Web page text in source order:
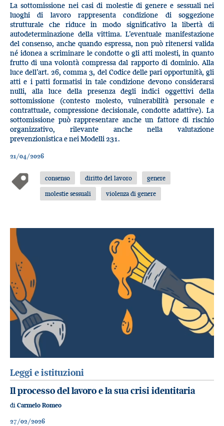
La sottomissione nei casi di molestie di genere e sessuali nei
luoghi di lavoro rappresenta condizione di soggezione
strutturale che riduce in modo significativo la libertà di
autodeterminazione della vittima. L’eventuale manifestazione
del consenso, anche quando espressa, non può ritenersi valida
né idonea a scriminare le condotte o gli atti molesti, in quanto
frutto di una volontà compressa dal rapporto di dominio. Alla
luce dell’art. 26, comma 3, del Codice delle pari opportunità, gli
atti e i patti formatisi in tale condizione devono considerarsi
nulli, alla luce della presenza degli indici oggettivi della
sottomissione (contesto molesto, vulnerabilità personale e
contrattuale, compressione decisionale, condotte adattive). La
sottomissione può rappresentare anche un fattore di rischio
organizzativo, rilevante anche nella valutazione
prevenzionistica e nei Modelli 231.
21/04/2026
consenso diritto del lavoro
genere
molestie sessuali
violenza di genere
Leggi e istituzioni
Il processo del lavoro e la sua crisi identitaria
di Carmelo Romeo
27/02/2026